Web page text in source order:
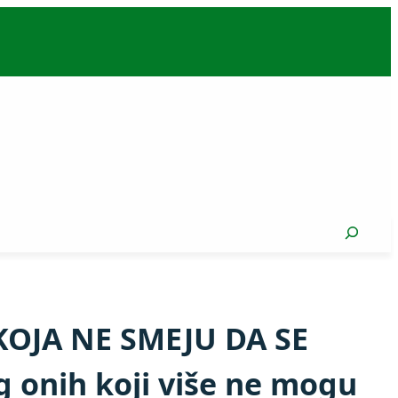
Search
NE SMEJU DA SE
onih koji više ne mogu